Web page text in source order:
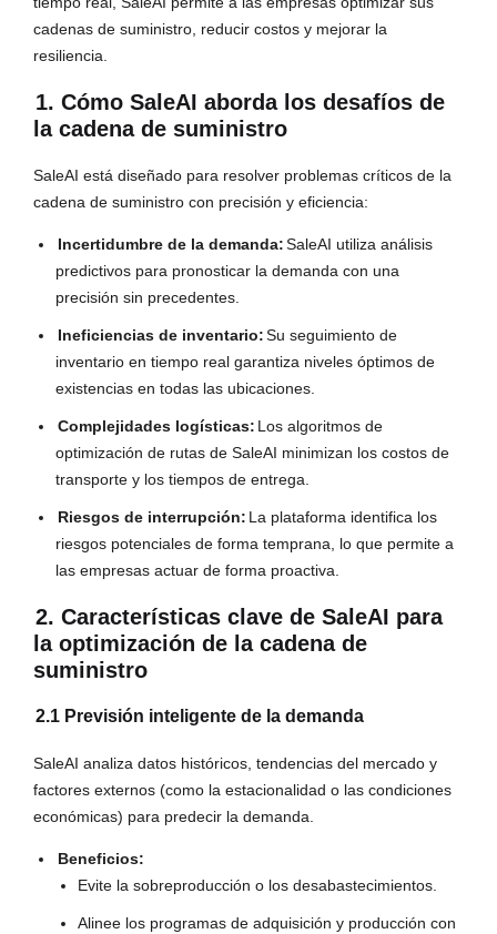
cadenas de suministro, reducir costos y mejorar la
resiliencia.
1. Cómo SaleAI aborda los desafíos de
la cadena de suministro
SaleAI está diseñado para resolver problemas críticos de la
cadena de suministro con precisión y eficiencia:
Incertidumbre de la demanda:SaleAI utiliza análisis
predictivos para pronosticar la demanda con una
precisión sin precedentes.
Ineficiencias de inventario:Su seguimiento de
inventario en tiempo real garantiza niveles óptimos de
existencias en todas las ubicaciones.
Complejidades logísticas: Los algoritmos de
optimización de rutas de SaleAI minimizan los costos de
transporte y los tiempos de entrega.
Riesgos de interrupción: La plataforma identifica los
riesgos potenciales de forma temprana, lo que permite a
las empresas actuar de forma proactiva.
2. Características clave de SaleAI para
la optimización de la cadena de
suministro
2.1 Previsión inteligente de la demanda
SaleAI analiza datos históricos, tendencias del mercado y
factores externos (como la estacionalidad o las condiciones
económicas) para predecir la demanda.
Beneficios:
Evite la sobreproducción o los desabastecimientos.
Alinee los programas de adquisición y producción con